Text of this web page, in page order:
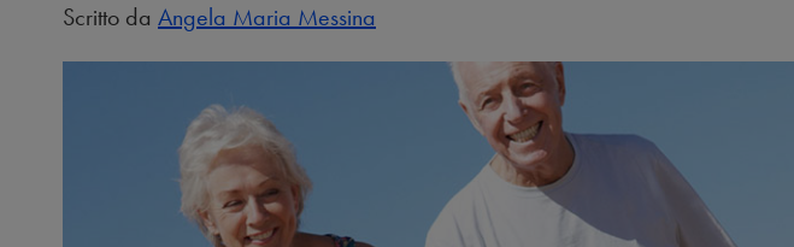
Scritto da Angela Maria Messina